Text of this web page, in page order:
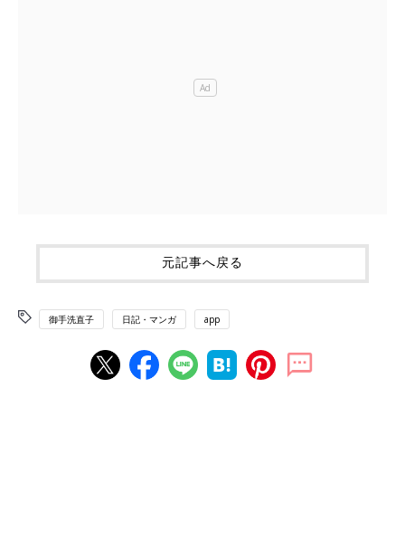
元記事へ戻る
御手洗直子 日記・マンガ app